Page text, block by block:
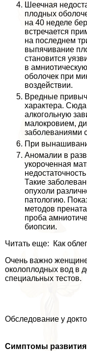
Шеечная
плодных
на 40 неделе
встречается
на последнем
выпячивание
становится
в
оболочек при
воздействии.
Вредные
хаpaктера.
алкогольную
малокровием,
заболеваниями
При
Аномалии в
укороченная
Такие
опухоли
патологию.
методов
проба
биопсии.
Читать еще: Как
Очень важно женщине
околоплодных вод в
специальных тестов.
Обследование у
Симптомы развития